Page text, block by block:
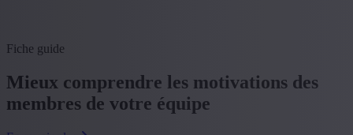
Fiche guide
Mieux comprendre les motivations des
membres de votre équipe